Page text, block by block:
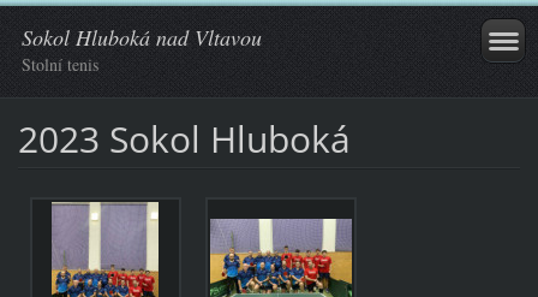
Sokol Hluboká nad Vltavou
Stolní tenis
2023 Sokol Hluboká